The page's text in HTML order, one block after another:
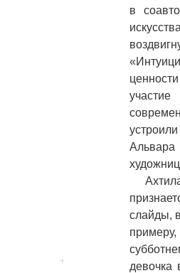
в
Ахтила
слайды,
девочка